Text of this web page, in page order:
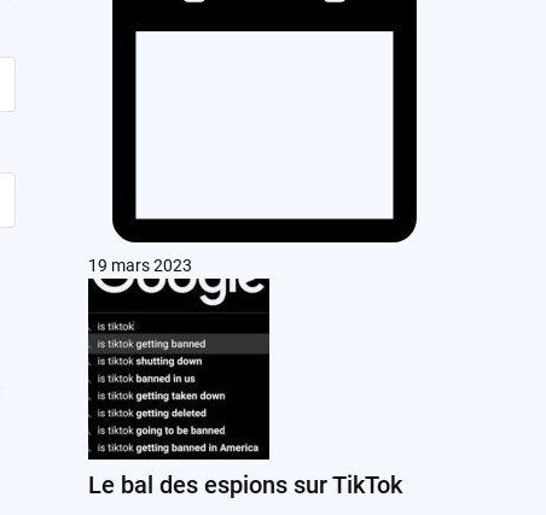
19 mars 2023
Le bal des espions sur TikTok